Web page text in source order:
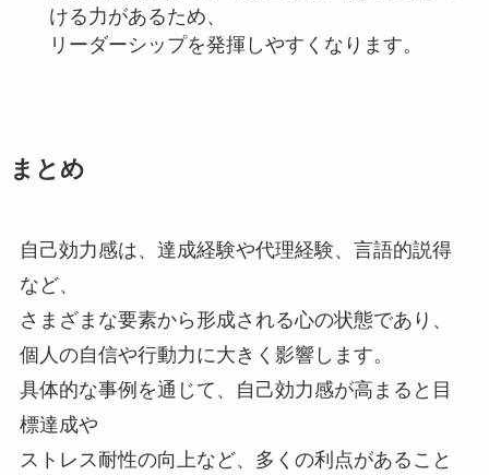
ける力があるため、
リーダーシップを発揮しやすくなります。
まとめ
自己効力感は、達成経験や代理経験、言語的説得
など、
さまざまな要素から形成される心の状態であり、
個人の自信や行動力に大きく影響します。
具体的な事例を通じて、自己効力感が高まると目
標達成や
ストレス耐性の向上など、多くの利点があること